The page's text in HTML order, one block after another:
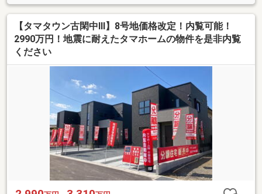
【タマタウン古閑中Ⅲ】8号地価格改定！内覧可能！
2990万円！地震に耐えたタマホームの物件を是非内覧
ください